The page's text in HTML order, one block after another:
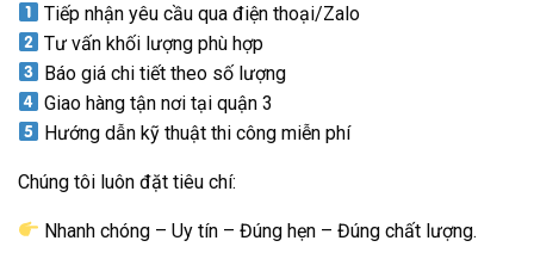
Tiếp nhận yêu cầu qua điện thoại/Zalo
Tư vấn khối lượng phù hợp
Báo giá chi tiết theo số lượng
Giao hàng tận nơi tại quận 3
Hướng dẫn kỹ thuật thi công miễn phí
Chúng tôi luôn đặt tiêu chí:
Nhanh chóng – Uy tín – Đúng hẹn – Đúng chất lượng.